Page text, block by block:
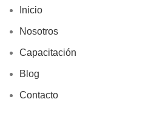
Inicio
Nosotros
Capacitación
Blog
Contacto